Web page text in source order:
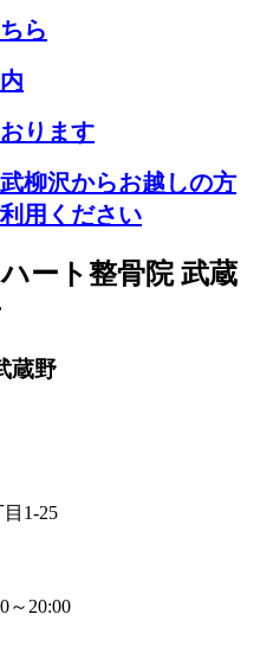
ら
ります
柳沢からお越しの方
用ください
ート整骨院 武蔵
1-25
～20:00